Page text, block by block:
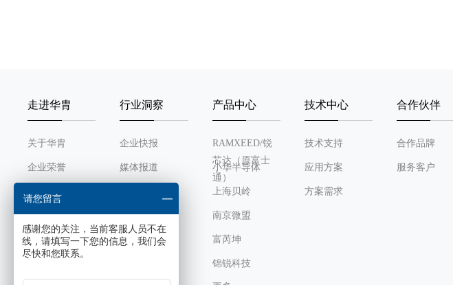
BL24C08F 1.7~5.5V 24C08
TSSOP8
SOT23-5
BL24C128A
SOP8
BL24C128F
走进华胄
关于华胄
企业荣誉
发展历程
组织架构
企业文化
行业洞察
企业快报
媒体报道
产品中心
RAMXEED/锐
芯达（原富士
通）
小华半导体
上海贝岭
南京微盟
富芮坤
锦锐科技
技术中心
技术支持
应用方案
方案需求
合作伙伴
合作品牌
服务客户
请您留言
感谢您的关注，当前客服人员不在
线，请填写一下您的信息，我们会
尽快和您联系。